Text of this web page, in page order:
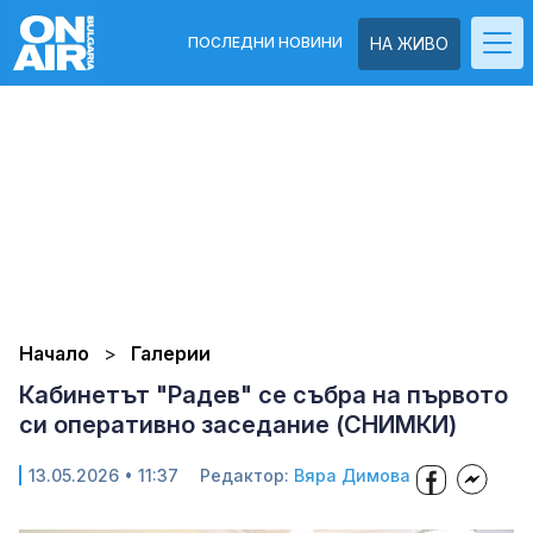
НА ЖИВО
ПОСЛЕДНИ НОВИНИ
Начало Галерии
Кабинетът "Радев" се събра на първото
си оперативно заседание (СНИМКИ)
13.05.2026 • 11:37 Редактор: Вяра Димова